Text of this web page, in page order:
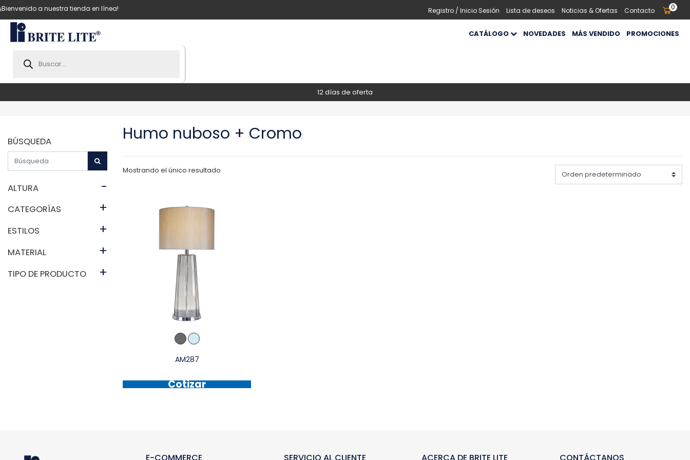
¡Bienvenido a nuestra tienda en línea! Registro / Inicio Sesión Lista de deseos Noticias & Ofertas Contacto 0
search
CATÁLOGO NOVEDADES MÁS VENDIDO PROMOCIONES
12 días de oferta
BÚSQUEDA
ALTURA -
CATEGORÍAS +
ESTILOS +
MATERIAL +
TIPO DE PRODUCTO +
Humo nuboso + Cromo
Mostrando el único resultado
AM287
Cotizar